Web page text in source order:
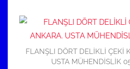
FLANŞLI DÖRT DELİKLİ ÇEKİ
USTA MÜHENDİSLİK